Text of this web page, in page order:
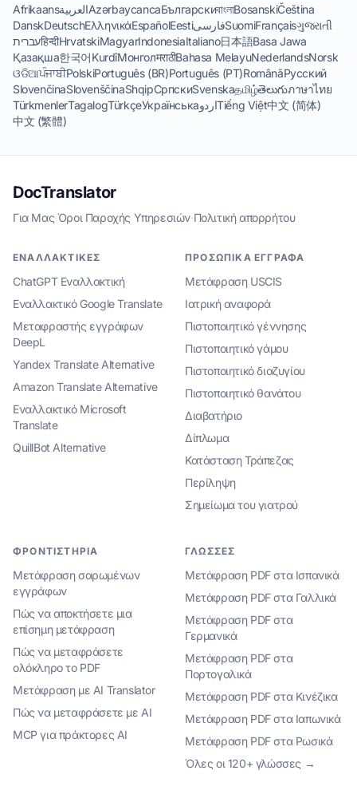
AfrikaansالعربيةAzərbaycancaБългарскиবাংলাBosanskiČeština
DanskDeutschΕλληνικάEspañolEestiفارسیSuomiFrançaisગુજરાતી
עבריתहिन्दीHrvatskiMagyarIndonesiaItaliano日本語Basa Jawa
Қазақша한국어KurdîМонголमराठीBahasa MelayuNederlandsNorsk
ଓଡିଆਪੰਜਾਬੀPolskiPortuguês (BR)Português (PT)RomânăРусский
SlovenčinaSlovenščinaShqipСрпскиSvenskaதமிழ்తెలుగుภาษาไทย
TürkmenlerTagalogTürkçeУкраїнськаاردوTiếng Việt中文 (简体)
中文 (繁體)
DocTranslator
Για Μας·Όροι Παροχής Υπηρεσιών·Πολιτική απορρήτου
ΕΝΑΛΛΑΚΤΙΚΈΣ
ChatGPT Εναλλακτική
Εναλλακτικό Google Translate
Μεταφραστής εγγράφων
DeepL
Yandex Translate Alternative
Amazon Translate Alternative
Εναλλακτικό Microsoft
Translate
QuillBot Alternative
ΠΡΟΣΩΠΙΚΆ ΈΓΓΡΑΦΑ
Μετάφραση USCIS
Ιατρική αναφορά
Πιστοποιητικό γέννησης
Πιστοποιητικό γάμου
Πιστοποιητικό διαζυγίου
Πιστοποιητικό θανάτου
Διαβατήριο
Δίπλωμα
Κατάσταση Τράπεζας
Περίληψη
Σημείωμα του γιατρού
ΦΡΟΝΤΙΣΤΉΡΙΑ
Μετάφραση σαρωμένων
εγγράφων
Πώς να αποκτήσετε μια
επίσημη μετάφραση
Πώς να μεταφράσετε
ολόκληρο το PDF
Μετάφραση με AI Translator
Πώς να μεταφράσετε με AI
MCP για πράκτορες AI
ΓΛΏΣΣΕΣ
Μετάφραση PDF στα Ισπανικά
Μετάφραση PDF στα Γαλλικά
Μετάφραση PDF στα
Γερμανικά
Μετάφραση PDF στα
Πορτογαλικά
Μετάφραση PDF στα Κινέζικα
Μετάφραση PDF στα Ιαπωνικά
Μετάφραση PDF στα Ρωσικά
Όλες οι 120+ γλώσσες →